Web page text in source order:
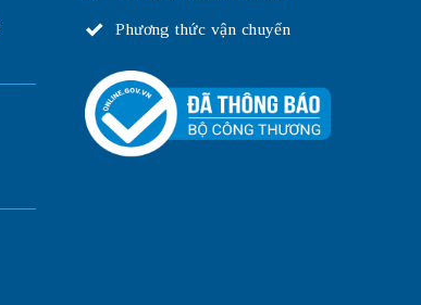
Phương thức vận chuyển